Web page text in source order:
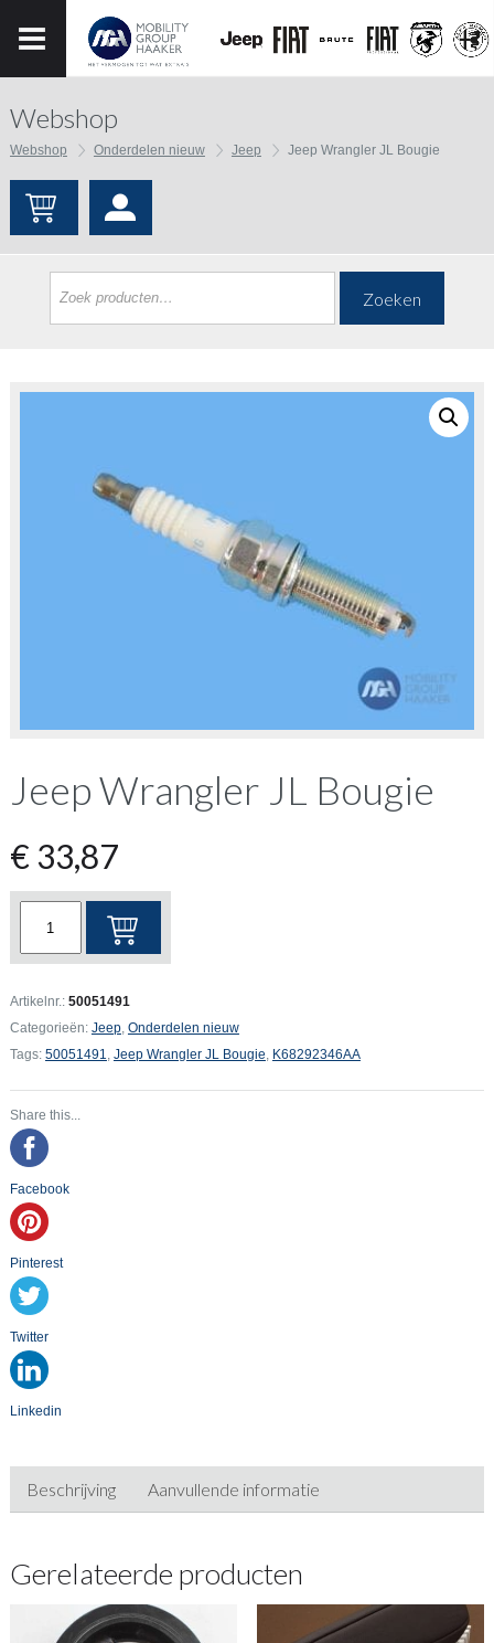
Webshop
Webshop Onderdelen nieuw Jeep Jeep Wrangler JL Bougie
Zoeken
Jeep Wrangler JL Bougie
€33,87
JL
Bougie
aantal
Artikelnr.: 50051491
Categorieën: Jeep, Onderdelen nieuw
Tags: 50051491 Jeep Wrangler JL Bougie K68292346AA
Share this...
Facebook
Pinterest
Twitter
Linkedin
Beschrijving Aanvullende informatie
Gerelateerde producten